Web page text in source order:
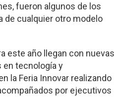
fueron algunos de los
de cualquier otro modelo
este año llegan con nuevas
en tecnología y
la Feria Innovar realizando
por ejecutivos